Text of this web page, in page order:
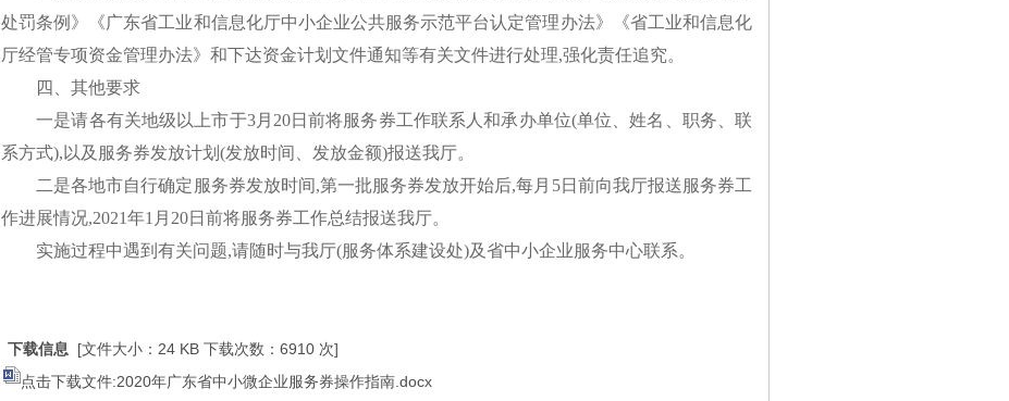
处罚条例》《广东省工业和信息化厅中小企业公共服务示范平台认定管理办法》《省工业和信息化
厅经管专项资金管理办法》和下达资金计划文件通知等有关文件进行处理,强化责任追究。
四、其他要求
一是请各有关地级以上市于3月20日前将服务券工作联系人和承办单位(单位、姓名、职务、联
系方式),以及服务券发放计划(发放时间、发放金额)报送我厅。
二是各地市自行确定服务券发放时间,第一批服务券发放开始后,每月5日前向我厅报送服务券工
作进展情况,2021年1月20日前将服务券工作总结报送我厅。
实施过程中遇到有关问题,请随时与我厅(服务体系建设处)及省中小企业服务中心联系。
下载信息 [文件大小：24 KB 下载次数： 6910 次]
点击下载文件:2020年广东省中小微企业服务券操作指南.docx